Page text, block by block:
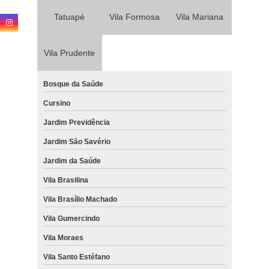
empresa de vistoria em carro antigos Planalto Paulista
serviço de vistoria de carro Cursino
vistoria carro antigos Jardim da Saúde
vistoria do carros para transferência Mirandópolis
serviço de vistoria de carro São Judas
empresa de vistoria do carro para transferência Jardim Ceci
empresa de vistoria em carro Vila Mariana
laudo de vistoria carro São Judas
Tatuapé Vila Formosa Vila Mariana
Vila Prudente
Bosque da Saúde
Cursino
Jardim Previdência
Jardim São Savério
Jardim da Saúde
Vila Brasilina
Vila Brasílio Machado
Vila Gumercindo
Vila Moraes
Vila Santo Estéfano